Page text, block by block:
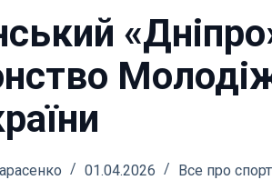
01.04.2026 Все про спорт